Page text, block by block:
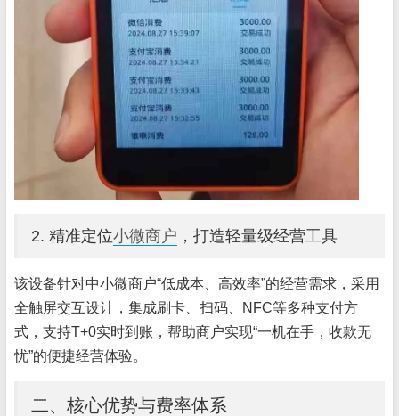
2. 精准定位小微商户 ，打造轻量级经营工具
该设备针对中小微商户“低成本、高效率”的经营需求，采用
全触屏交互设计，集成刷卡、扫码、NFC等多种支付方
式，支持T+0实时到账，帮助商户实现“一机在手，收款无
忧”的便捷经营体验。
二、核心优势与费率体系